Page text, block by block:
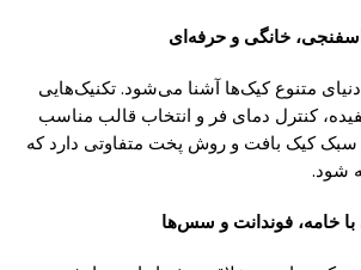
متنوع کیک‌ها آشنا می‌شود. تکنیک‌هایی
کنترل دمای فر و انتخاب قالب مناسب
سبک کیک بافت و روش پخت متفاوتی دارد که
شود.